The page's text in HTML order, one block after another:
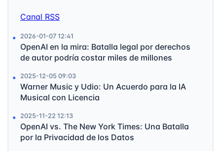
Canal RSS
2026-01-07 12:41
OpenAI en la mira: Batalla legal por derechos
de autor podría costar miles de millones
2025-12-05 09:03
Warner Music y Udio: Un Acuerdo para la IA
Musical con Licencia
2025-11-22 12:13
OpenAI vs. The New York Times: Una Batalla
por la Privacidad de los Datos